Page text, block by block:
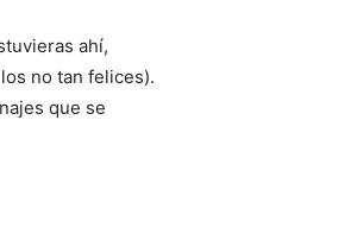
ahí,
no tan felices).
que se